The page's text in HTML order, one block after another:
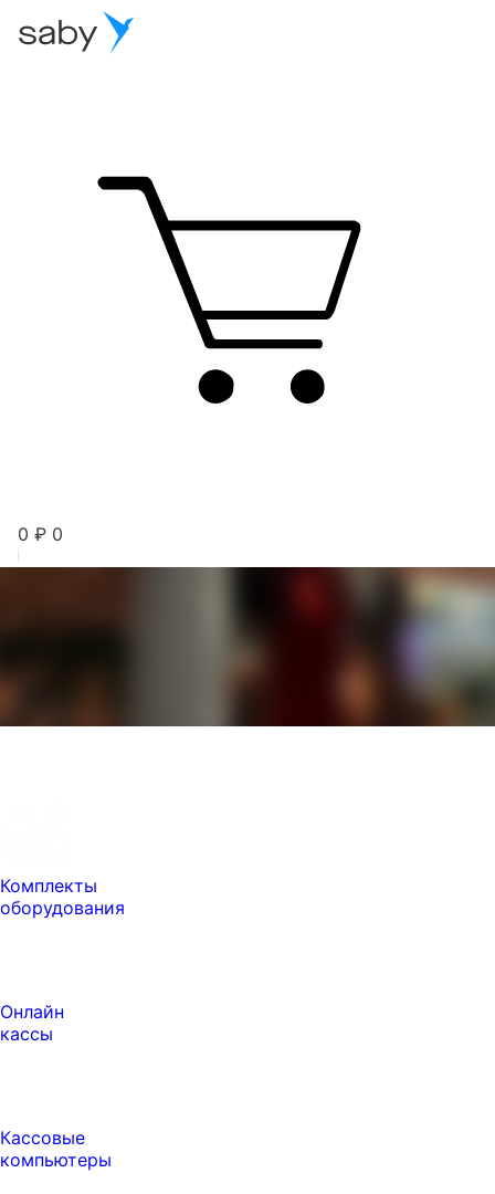
0 ₽ 0
Комплекты
оборудования
Онлайн
кассы
Кассовые
компьютеры